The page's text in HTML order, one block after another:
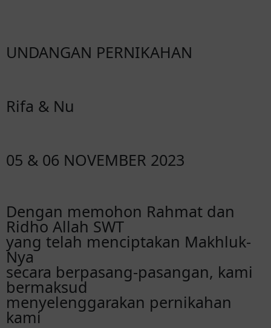
UNDANGAN PERNIKAHAN
Rifa & Nu
05 & 06 NOVEMBER 2023
Dengan memohon Rahmat dan
Ridho Allah SWT
yang telah menciptakan Makhluk-
Nya
secara berpasang-pasangan, kami
bermaksud
menyelenggarakan pernikahan
kami